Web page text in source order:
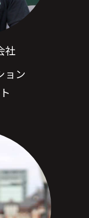
社
ョン